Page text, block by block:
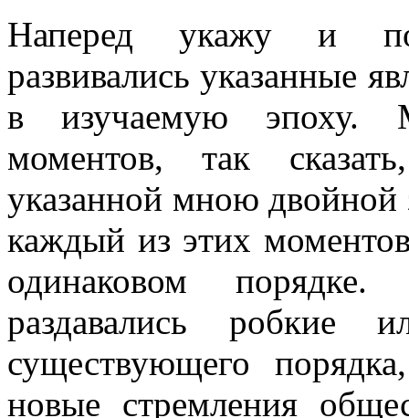
Наперед укажу и
развивались указанные
в изучаемую эпоху.
моментов, так
указанной мною двойной
каждый из этих
одинаковом порядке.
раздавались робкие
существующего
новые стремления